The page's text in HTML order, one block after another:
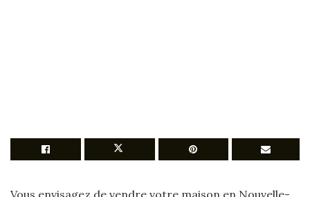
Vous envisagez de vendre votre maison en Nouvelle-